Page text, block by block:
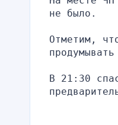
не было.
Отметим,
В 21:30